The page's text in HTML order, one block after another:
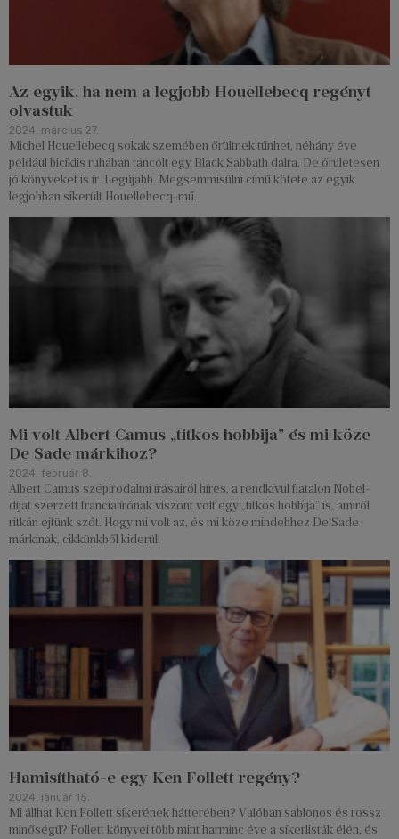
Az egyik, ha nem a legjobb Houellebecq regényt
olvastuk
2024. március 27.
Michel Houellebecq sokak szemében őrültnek tűnhet, néhány éve
például biciklis ruhában táncolt egy Black Sabbath dalra. De őrületesen
jó könyveket is ír. Legújabb, Megsemmisülni című kötete az egyik
legjobban sikerült Houellebecq-mű.
Mi volt Albert Camus „titkos hobbija” és mi köze
De Sade márkihoz?
2024. február 8.
Albert Camus szépirodalmi írásairól híres, a rendkívül fiatalon Nobel-
díjat szerzett francia írónak viszont volt egy „titkos hobbija” is, amiről
ritkán ejtünk szót. Hogy mi volt az, és mi köze mindehhez De Sade
márkinak, cikkünkből kiderül!
Hamisítható-e egy Ken Follett regény?
2024. január 15.
Mi állhat Ken Follett sikerének hátterében? Valóban sablonos és rossz
minőségű? Follett könyvei több mint harminc éve a sikerlisták élén, és